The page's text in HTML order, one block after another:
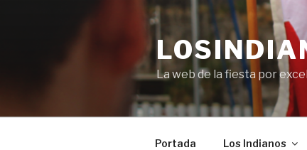
La web de la fiesta por
Portada Los Indianos